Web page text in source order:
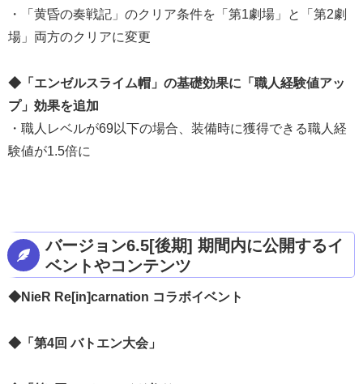
・「黄昏の奏戦記」のクリア条件を「第1劇場」と「第2劇
場」両方のクリアに変更
◆「エンゼルスライム帽」の基礎効果に「職人経験値アッ
プ」効果を追加
・職人レベルが69以下の場合、装備時に獲得できる職人経
験値が1.5倍に
バージョン6.5[後期] 期間内に公開するイ
ベントやコンテンツ
◆NieR Re[in]carnation コラボイベント
◆「第4回 バトエン大会」